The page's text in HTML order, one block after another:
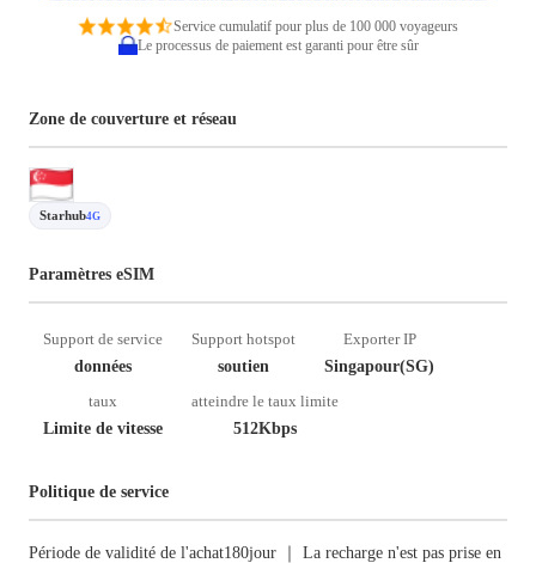
Service cumulatif pour plus de 100 000 voyageurs
Le processus de paiement est garanti pour être sûr
Zone de couverture et réseau
Starhub4G
Paramètres eSIM
Support de service
données
Support hotspot
soutien
Exporter IP
Singapour(SG)
taux
Limite de vitesse
atteindre le taux limite
512Kbps
Politique de service
Période de validité de l'achat180jour ｜ La recharge n'est pas prise en